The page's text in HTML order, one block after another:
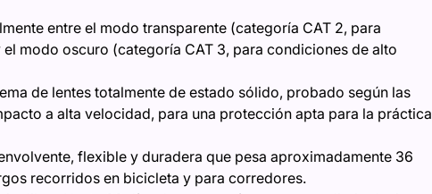
entre el modo transparente (categoría CAT 2, para
modo oscuro (categoría CAT 3, para condiciones de alto
de lentes totalmente de estado sólido, probado según las
a alta velocidad, para una protección apta para la práctica
flexible y duradera que pesa aproximadamente 36
recorridos en bicicleta y para corredores.